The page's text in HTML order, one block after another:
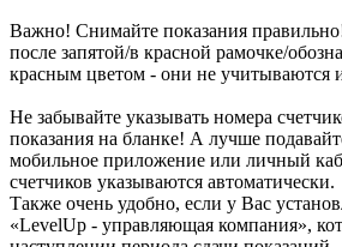
Важно! Снимайте показания
после запятой/в красной рамочке/
красным цветом - они не учитываются
Не забывайте указывать номера
показания на бланке! А лучше
мобильное приложение или личный
счетчиков указываются автоматически.
Также очень удобно, если у Вас
«LevelUp - управляющая компания»,